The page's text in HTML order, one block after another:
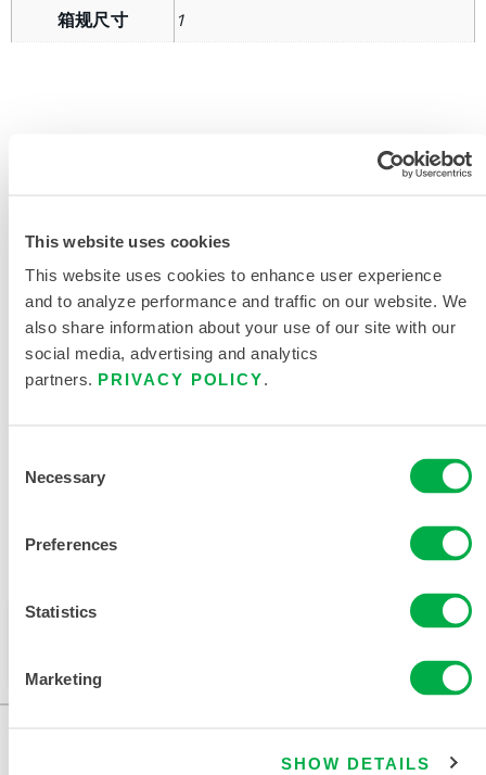
This website uses cookies
This website uses cookies to enhance user experience
and to analyze performance and traffic on our website. We
also share information about your use of our site with our
social media, advertising and analytics
partners. PRIVACY POLICY.
Selection
Necessary
Preferences
Statistics
Marketing
SHOW DETAILS
箱规尺寸
1
产品资料
销售区域包括：加拿大、墨西哥、南美洲、欧洲、印度、
此产品通常不在您所在的区域销售。您可以在页面顶部